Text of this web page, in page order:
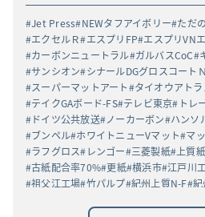
Jet Press NEWタフアイボリー ただ
エクセルＲ エスプリFP エスプリVN
カーボンニュートラル ガルバスCoC
サンシオン シナールDGグロスコートＮ
スーパーマットアート タイオウアトラ
テイクGAボード-FS テレビ東京
トレ
ドイツ公共放送 ノーカーボン ハンソ
ブンペル ホワイトニューVマット マ
ラフグロス レンゴー 三菱製紙 上質紙
古紙配合率70% 更紙 横浜市 江戸川
祖父江工場 竹パルプ 紀州上質N-F 紀